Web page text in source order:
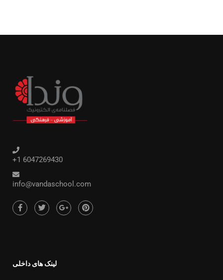
+1 6047269430
info@vandaschool.com
لینک های داخلی